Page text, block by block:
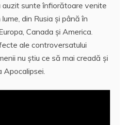
sunte înfiorătoare venite
din Rusia şi până în
Canada şi America.
ale controversatului
nu ştiu ce să mai creadă şi
Apocalipsei.